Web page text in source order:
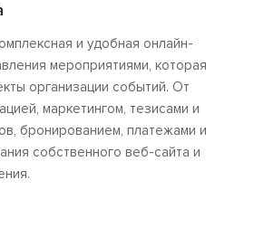
и удобная онлайн-
мероприятиями, которая
организации событий. От
маркетингом, тезисами и
бронированием, платежами и
собственного веб-сайта и